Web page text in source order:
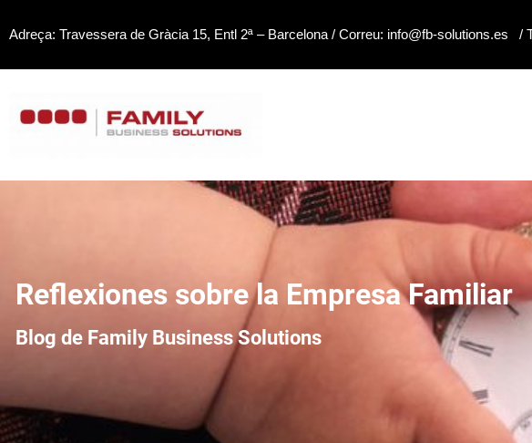
al
contenido
Adreça: Travessera de Gràcia 15, Entl 2ª – Barcelona / Correu: info@fb-solutions.es /
Reflexiones sobre la Empresa Familiar
Blog de Family Business Solutions